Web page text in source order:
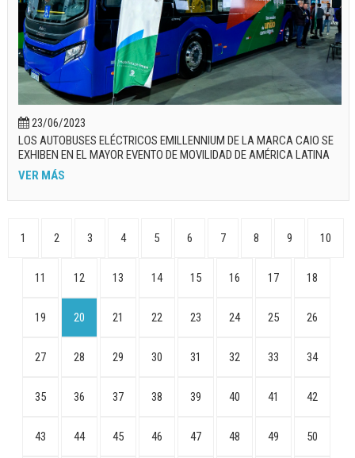
23/06/2023
LOS AUTOBUSES ELÉCTRICOS EMILLENNIUM DE LA MARCA CAIO SE
EXHIBEN EN EL MAYOR EVENTO DE MOVILIDAD DE AMÉRICA LATINA
VER MÁS
1 2 3 4 5 6 7 8 9 10
11 12 13 14 15 16 17 18
19 20 21 22 23 24 25 26
27 28 29 30 31 32 33 34
35 36 37 38 39 40 41 42
43 44 45 46 47 48 49 50